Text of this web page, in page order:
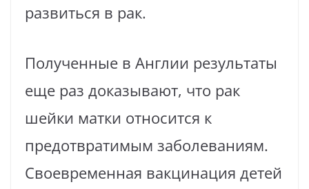
развиться в рак.
Полученные в Англии результаты
еще раз доказывают, что рак
шейки матки относится к
предотвратимым заболеваниям.
Своевременная вакцинация детей